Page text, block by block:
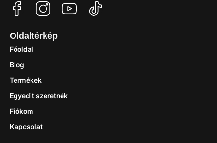
Oldaltérkép
Főoldal
Blog
Termékek
Egyedit szeretnék
Fiókom
Kapcsolat